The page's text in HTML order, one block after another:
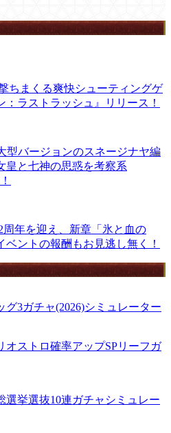
ちまくる爽快シューティングゲ
：ラストラッシュ』リリース！
型バージョンのスネージナヤ編
皇と七神の思惑を考察系
周年を迎え、新章「氷と血の
ントの報酬もお見逃し無く！
グ3ガチャ(2026)シミュレーター
オストロ確率アップSPリーフガ
選挙選抜10連ガチャシミュレー